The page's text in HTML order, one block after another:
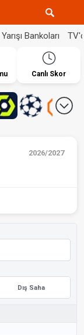
Bankoları
Canlı Skor
2026/2027
Dış Saha